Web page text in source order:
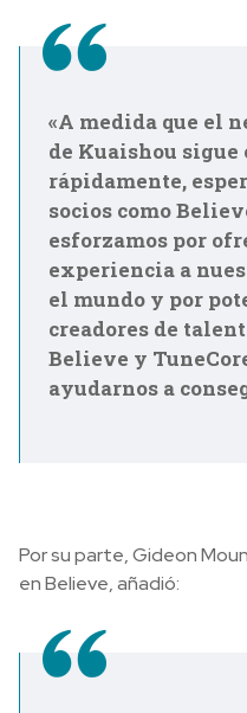
«A medida que el
de Kuaishou sigue
rápidamente,
socios como
esforzamos por
experiencia a
el mundo y por
creadores de
Believe y
ayudarnos a
Por su parte, Gideon
en Believe, añadió: